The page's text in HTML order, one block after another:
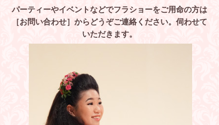
パーティーやイベントなどでフラショーをご用命の方は
［お問い合わせ］からどうぞご連絡ください。伺わせて
いただきます。